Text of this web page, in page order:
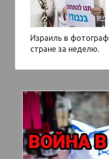
Израиль в
стране за неделю.